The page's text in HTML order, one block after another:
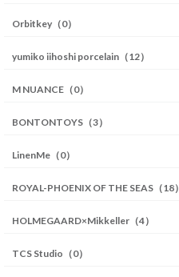
Orbitkey（0）
yumiko iihoshi porcelain（12）
M NUANCE（0）
BONTONTOYS（3）
LinenMe（0）
ROYAL-PHOENIX OF THE SEAS（18）
HOLMEGAARD×Mikkeller（4）
TCS Studio（0）